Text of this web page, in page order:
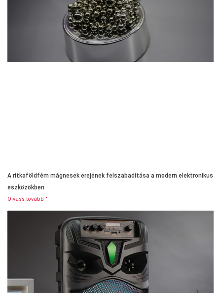
A ritkaföldfém mágnesek erejének felszabadítása a modern elektronikus
eszközökben
Olvass tovább "